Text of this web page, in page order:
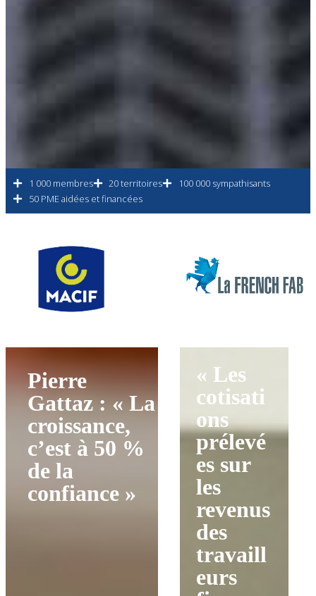
1 000 membres 20 territoires
100 000 sympathisants
50 PME aidées et financées
Pierre
Gattaz : « La
croissance,
c’est à 50 %
de la
confiance »
« Les
cotisati
ons
prélevé
es sur
les
revenus
des
travaill
eurs